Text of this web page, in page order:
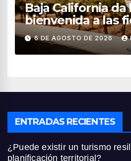
Baja California da
bienvenida a las
vendimia 2026
6 DE AGOSTO DE 2026
ENTRADAS RECIENTES
¿Puede existir un turismo
planificación territorial?